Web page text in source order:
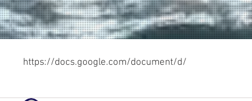
https://docs.google.com/document/d/